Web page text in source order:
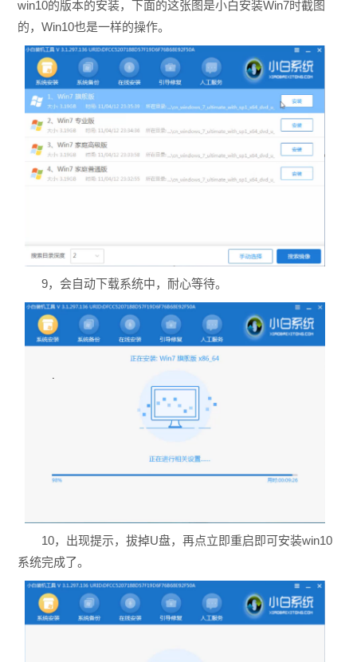
win10的版本的安装，下面的这张图是小白安装Win7时截图
的，Win10也是一样的操作。
9，会自动下载系统中，耐心等待。
10，出现提示，拔掉U盘，再点立即重启即可安装win10
系统完成了。